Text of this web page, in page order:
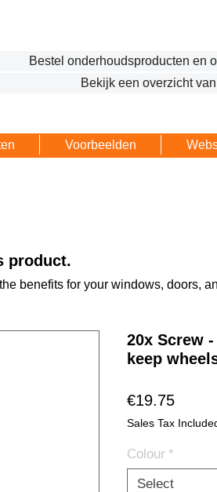
Bestel onderhoudsproducten en
Bekijk een overzicht
Voorbeelden
product.
benefits for your windows, doors,
20x Screw
keep
€19.75Price
Sales Tax
Colour *
Select